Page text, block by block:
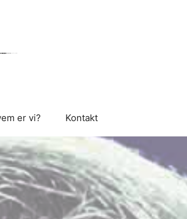
er vi? Kontakt